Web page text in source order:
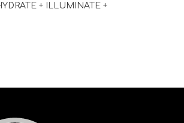
+ ILLUMINATE +